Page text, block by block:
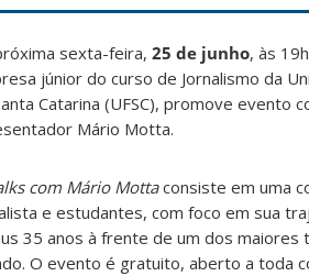
sexta-feira, 25 de junho, às
júnior do curso de Jornalismo da
Catarina (UFSC), promove evento
Mário Motta.
com Mário Mottaconsiste em uma
e estudantes, com foco em sua
35 anos à frente de um dos maiores
O evento é gratuito, aberto a toda